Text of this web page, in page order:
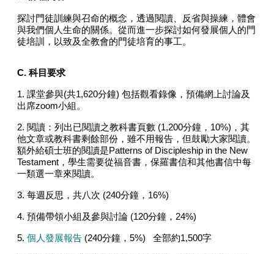
探討門徒訓練與召命的概念，透過閱讀、反省與操練，體會
與我們個人生命的關係。從而進一步探討如何發展個人的門
徒培訓，以致及全教會的門徒培育的事工。
C. 科目要求
1. 課堂參與(共1,620分鐘) 包括觀看錄像，預備網上討論及
出席zoom小組。
2. 閱讀：列出已閱讀之教科書頁數 (1,200分鐘， 10%) ，其
他文章或教科書剩餘部份，雖不用報告，但鼓勵大家閱讀。
額外給碩士班的閱讀是Patterns of Discipleship in the New
Testament ，學生需要從福音書，保羅書信和其他書信中每
一類選一章來閱讀。
3. 每週反思，共八次 (240分鐘， 16%)
4. 預備帶領小組及參與討論 (120分鐘， 24%)
5. 個人發展報告 (240分鐘， 5%) 全部約1,500字